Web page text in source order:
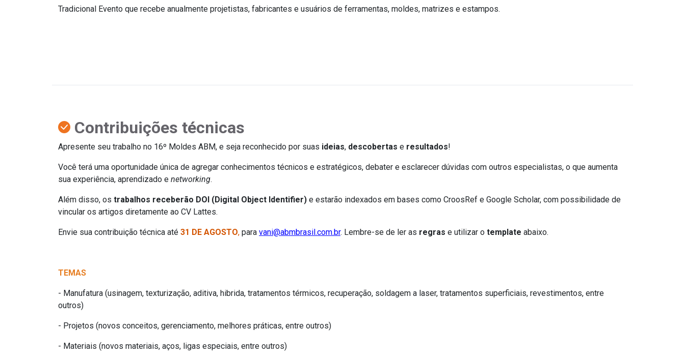
Tradicional Evento que recebe anualmente projetistas, fabricantes e usuários de ferramentas, moldes, matrizes e estampos.
Contribuições técnicas
Apresente seu trabalho no 16º Moldes ABM, e seja reconhecido por suas ideias, descobertas e resultados!
Você terá uma oportunidade única de agregar conhecimentos técnicos e estratégicos, debater e esclarecer dúvidas com outros especialistas, o que aumenta
sua experiência, aprendizado e networking.
Além disso, os trabalhos receberão DOI (Digital Object Identifier) e estarão indexados em bases como CroosRef e Google Scholar, com possibilidade de
vincular os artigos diretamente ao CV Lattes.
Envie sua contribuição técnica até 31 DE AGOSTO, para vani@abmbrasil.com.br. Lembre-se de ler as regras e utilizar o template abaixo.
TEMAS
- Manufatura (usinagem, texturização, aditiva, hibrida, tratamentos térmicos, recuperação, soldagem a laser, tratamentos superficiais, revestimentos, entre
outros)
- Projetos (novos conceitos, gerenciamento, melhores práticas, entre outros)
- Materiais (novos materiais, aços, ligas especiais, entre outros)